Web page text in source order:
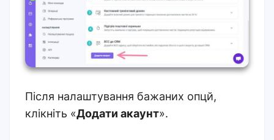
Після налаштування бажаних опцй,
клікніть «Додати акаунт».